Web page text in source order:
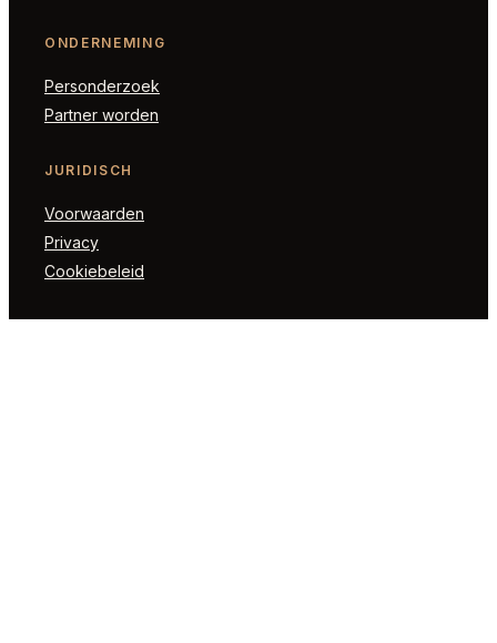
ONDERNEMING
Personderzoek
Partner worden
JURIDISCH
Voorwaarden
Privacy
Cookiebeleid